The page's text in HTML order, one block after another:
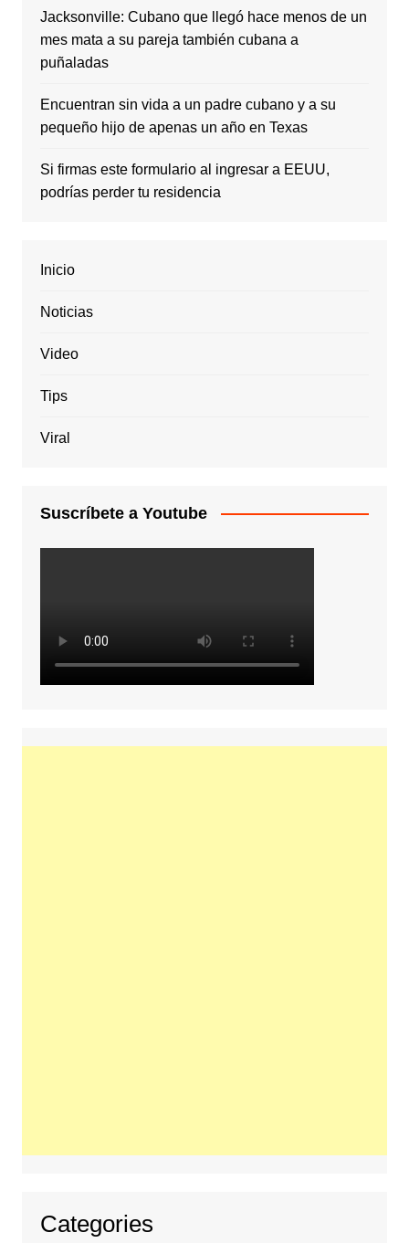
Jacksonville: Cubano que llegó hace menos de un
mes mata a su pareja también cubana a
puñaladas
Encuentran sin vida a un padre cubano y a su
pequeño hijo de apenas un año en Texas
Si firmas este formulario al ingresar a EEUU,
podrías perder tu residencia
Inicio
Noticias
Video
Tips
Viral
Suscríbete a Youtube
Categories